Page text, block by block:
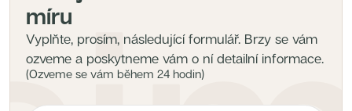
míru
Vyplňte, prosím, následující formulář. Brzy se vám
ozveme a poskytneme vám o ní detailní informace.
(Ozveme se vám během 24 hodin)